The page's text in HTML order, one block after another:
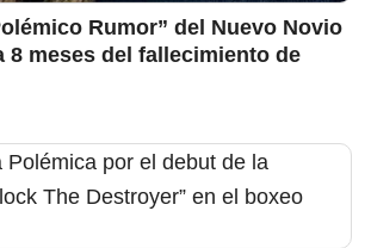
Rumor” del Nuevo Novio
8 meses del fallecimiento de